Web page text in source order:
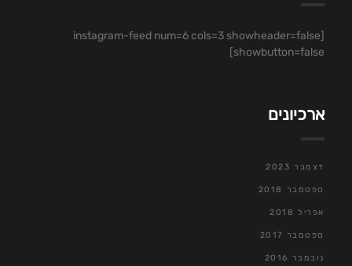
[instagram-feed num=6 cols=3 showheader=false
showbutton=false]
ארכיונים
דצמבר 2023
ספטמבר 2018
אפריל 2018
ספטמבר 2017
נובמבר 2016